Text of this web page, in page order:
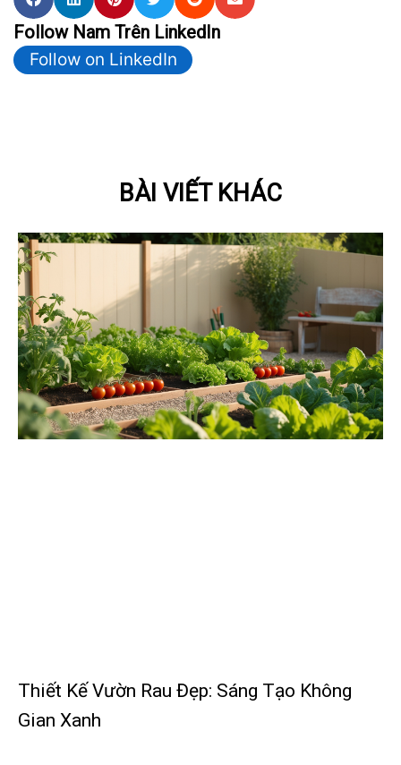
Follow Nam Trên LinkedIn
Follow on LinkedIn
BÀI VIẾT KHÁC
Thiết Kế Vườn Rau Đẹp: Sáng Tạo Không
Gian Xanh